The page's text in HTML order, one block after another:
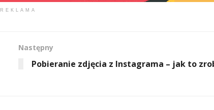
REKLAMA
Następny
Pobieranie zdjęcia z Instagrama – jak to